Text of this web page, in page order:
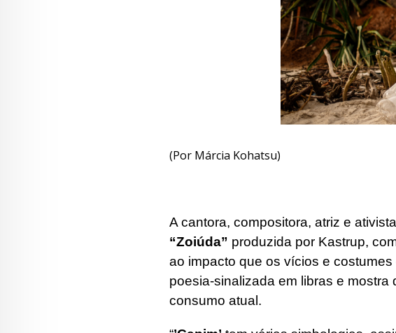
(Por Márcia Kohatsu)
A cantora, compositora, atriz e
“Zoiúda” produzida por Kastrup,
ao impacto que os vícios e
poesia-sinalizada em libras e
consumo atual.